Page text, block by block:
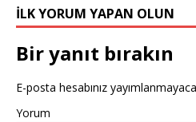
İLK YORUM YAPAN OLUN
Bir yanıt bırakın
E-posta hesabınız
Yorum